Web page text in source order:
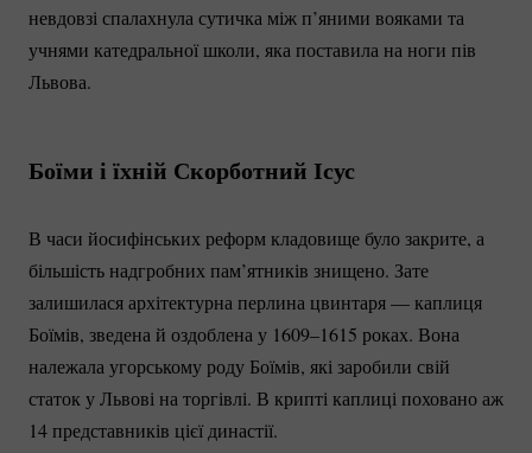
невдовзі спалахнула сутичка між п’яними вояками та
учнями катедральної школи, яка поставила на ноги пів
Львова.
Боїми і їхній Скорботний Ісус
В часи йосифінських реформ кладовище було закрите, а
більшість надгробних пам’ятників знищено. Зате
залишилася архітектурна перлина цвинтаря — каплиця
Боїмів, зведена й оздоблена у 1609–1615 роках. Вона
належала угорському роду Боїмів, які заробили свій
статок у Львові на торгівлі. В крипті каплиці поховано аж
14 представників цієї династії.